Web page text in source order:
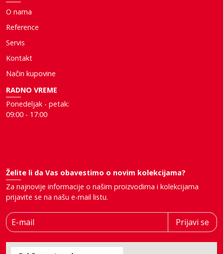
O nama
Reference
Servis
Kontakt
Način kupovine
RADNO VREME
Ponedeljak - petak:
09:00 - 17:00
Želite li da Vas obavestimo o novim kolekcijama?
Za najnovije informacije o našim proizvodima i kolekcijama
prijavite se na našu e-mail listu.
E-mail Prijavi se